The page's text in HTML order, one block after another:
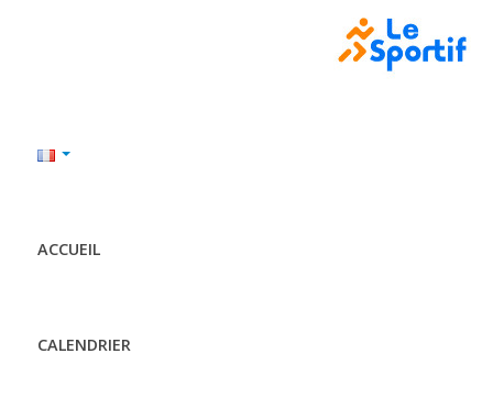
ACCUEIL
CALENDRIER